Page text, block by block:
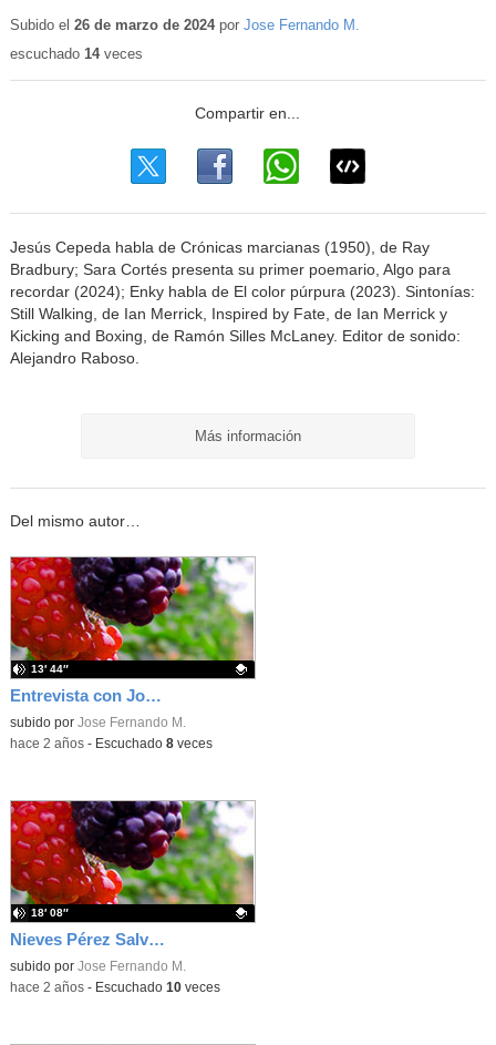
educativo
Subido el 26 de marzo de 2024por Jose Fernando M.
escuchado 14veces
Jesús Cepeda habla de Crónicas marcianas (1950), de Ray
Bradbury; Sara Cortés presenta su primer poemario, Algo para
recordar (2024); Enky habla de El color púrpura (2023). Sintonías:
Still Walking, de Ian Merrick, Inspired by Fate, de Ian Merrick y
Kicking and Boxing, de Ramón Silles McLaney. Editor de sonido:
Alejandro Raboso.
Más información
Del mismo autor…
Entrevista con Joaquín Miñarro
Contenido educativo.
subido por Jose Fernando M.
13′ 44″
-hace 2 años- Escuchado 8veces
Nieves Pérez Salvador presenta Besos de vainilla (2024)
Contenido educativo.
subido por Jose Fernando M.
18′ 08″
-hace 2 años- Escuchado 10veces